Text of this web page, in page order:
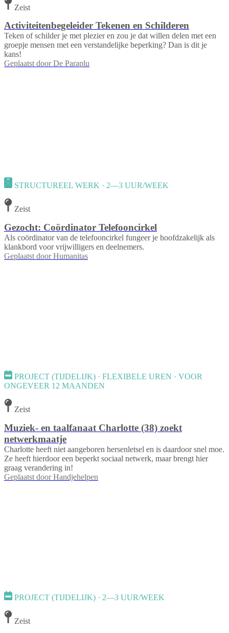
Zeist
Activiteitenbegeleider Tekenen en Schilderen
Teken of schilder je met plezier en zou je dat willen delen met een
groepje mensen met een verstandelijke beperking? Dan is dit je
kans!
Geplaatst door De Paraplu
STRUCTUREEL WERK · 2—3 UUR/WEEK
Zeist
Gezocht: Coördinator Telefooncirkel
Als coördinator van de telefooncirkel fungeer je hoofdzakelijk als
klankbord voor vrijwilligers en deelnemers.
Geplaatst door Humanitas
PROJECT (TIJDELIJK) · FLEXIBELE UREN · VOOR
ONGEVEER 12 MAANDEN
Zeist
Muziek- en taalfanaat Charlotte (38) zoekt
netwerkmaatje
Charlotte heeft niet aangeboren hersenletsel en is daardoor snel moe.
Ze heeft hierdoor een beperkt sociaal netwerk, maar brengt hier
graag verandering in!
Geplaatst door Handjehelpen
PROJECT (TIJDELIJK) · 2—3 UUR/WEEK
Zeist